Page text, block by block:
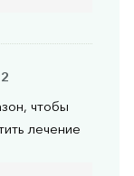
чтобы
лечение